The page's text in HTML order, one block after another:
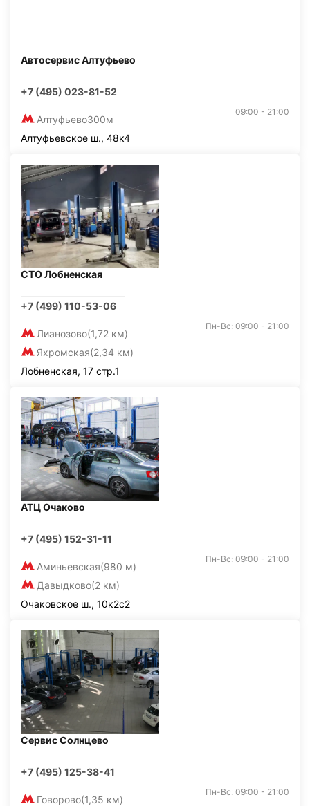
Автосервис Алтуфьево
+7 (495) 023-81-52
Алтуфьево300м
09:00 - 21:00
Алтуфьевское ш., 48к4
СТО Лобненская
+7 (499) 110-53-06
Лианозово(1,72 км)
Яхромская(2,34 км)
Пн-Вс: 09:00 - 21:00
Лобненская, 17 стр.1
АТЦ Очаково
+7 (495) 152-31-11
Аминьевская(980 м)
Давыдково(2 км)
Пн-Вс: 09:00 - 21:00
Очаковское ш., 10к2с2
Сервис Солнцево
+7 (495) 125-38-41
Говорово(1,35 км)
Пн-Вс: 09:00 - 21:00